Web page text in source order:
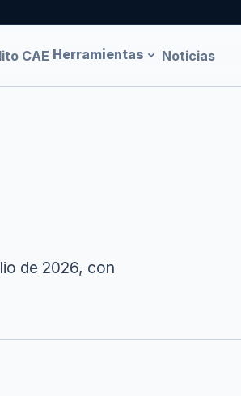
CAE Herramientas Noticias
de 2026, con